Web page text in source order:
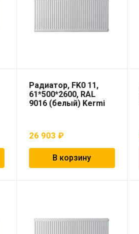
Радиатор, FK0 11,
61*500*2600, RAL
9016 (белый) Kermi
26 903 ₽
В корзину